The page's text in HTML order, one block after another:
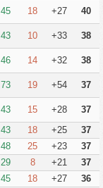
45 18 +27 40
43 10 +33 38
46 14 +32 38
73 19 +54 37
43 15 +28 37
43 18 +25 37
48 25 +23 37
29 8 +21 37
45 18 +27 36